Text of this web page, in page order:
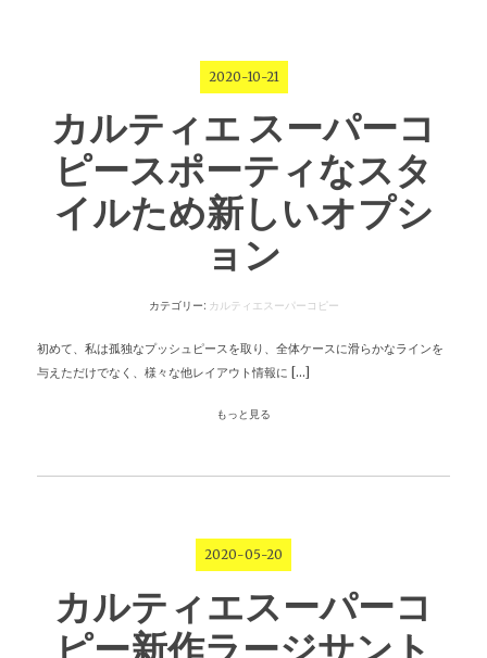
2020-10-21
カルティエ スーパーコ
ピースポーティなスタ
イルため新しいオプシ
ョン
カテゴリー: カルティエスーパーコピー
初めて、私は孤独なプッシュピースを取り、全体ケースに滑らかなラインを
与えただけでなく、様々な他レイアウト情報に […]
もっと見る
2020-05-20
カルティエスーパーコ
ピー新作ラージサント